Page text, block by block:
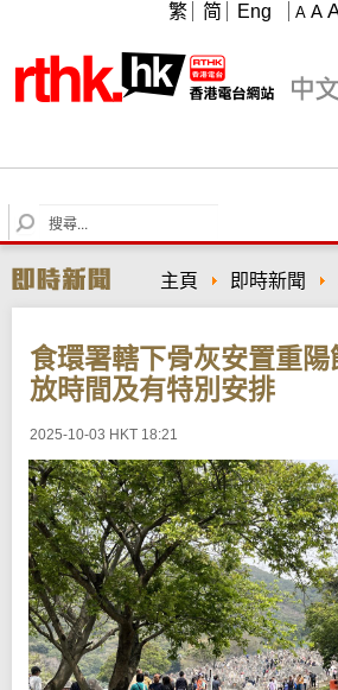
A A
繁 简 Eng
S
e
r
c
主頁 即時新聞
食環署轄下骨灰安置重陽
放時間及有特別安排
2025-10-03 HKT 18:21